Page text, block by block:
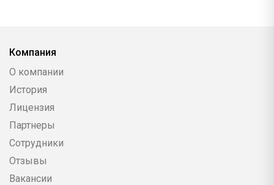
Компания
О компании
История
Лицензия
Партнеры
Сотрудники
Отзывы
Вакансии